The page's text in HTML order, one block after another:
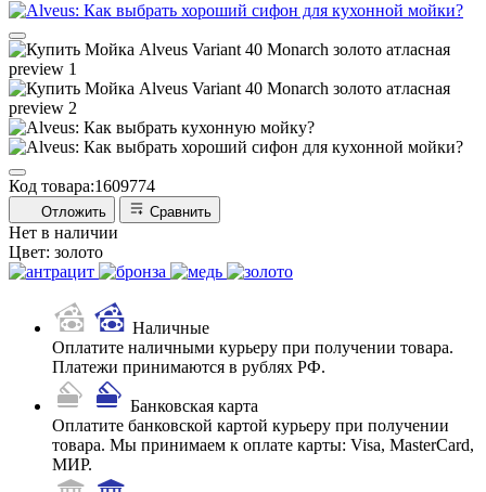
Код товара:1609774
Отложить Сравнить
Нет в наличии
Цвет: золото
Наличные
Оплатите наличными курьеру при получении товара.
Платежи принимаются в рублях РФ.
Банковская карта
Оплатите банковской картой курьеру при получении
товара. Мы принимаем к оплате карты: Visa, MasterCard,
МИР.